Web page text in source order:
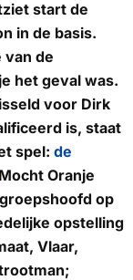
start de
in de basis.
van de
het geval was.
voor Dirk
is, staat
spel: de
Oranje
op
opstelling
Vlaar,